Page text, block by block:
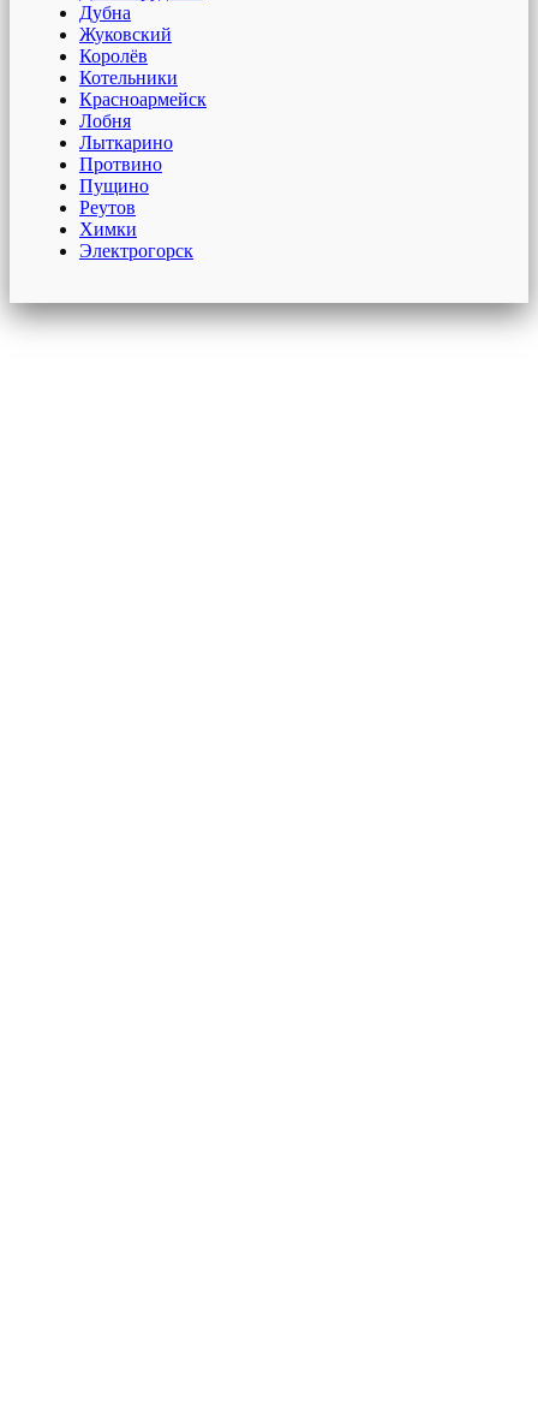
Дубна
Жуковский
Королёв
Котельники
Красноармейск
Лобня
Лыткарино
Протвино
Пущино
Реутов
Химки
Электрогорск